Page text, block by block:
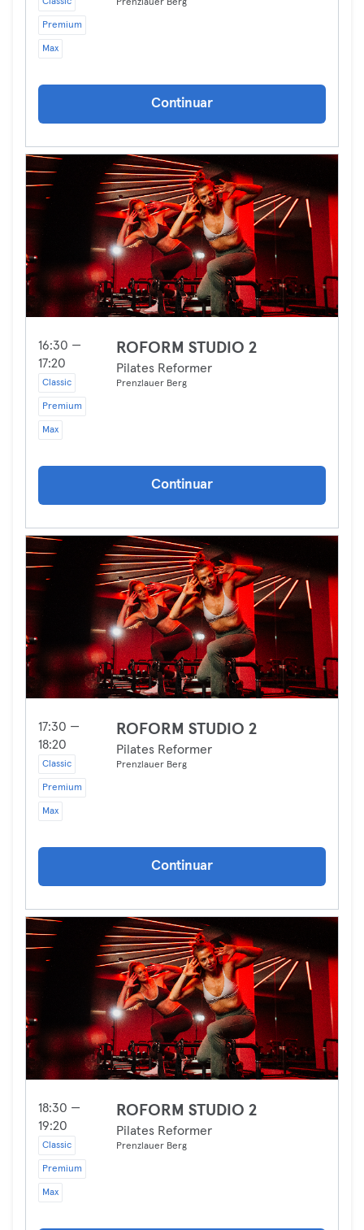
Premium
Max
Prenzlauer Berg
Continuar
16:30 —
17:20
Classic
Premium
Max
ROFORM STUDIO 2
Pilates Reformer
Prenzlauer Berg
Continuar
17:30 —
18:20
Classic
Premium
Max
ROFORM STUDIO 2
Pilates Reformer
Prenzlauer Berg
Continuar
18:30 —
19:20
Classic
Premium
Max
ROFORM STUDIO 2
Pilates Reformer
Prenzlauer Berg